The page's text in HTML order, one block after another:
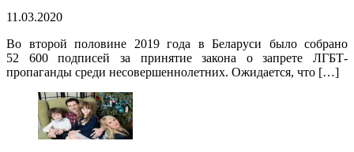
11.03.2020
Во второй половине 2019 года в Беларуси было собрано
52 600 подписей за принятие закона о запрете ЛГБТ-
пропаганды среди несовершеннолетних. Ожидается, что […]